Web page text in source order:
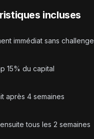
incluses
immédiat sans challenge
15% du capital
après 4 semaines
tous les 2 semaines